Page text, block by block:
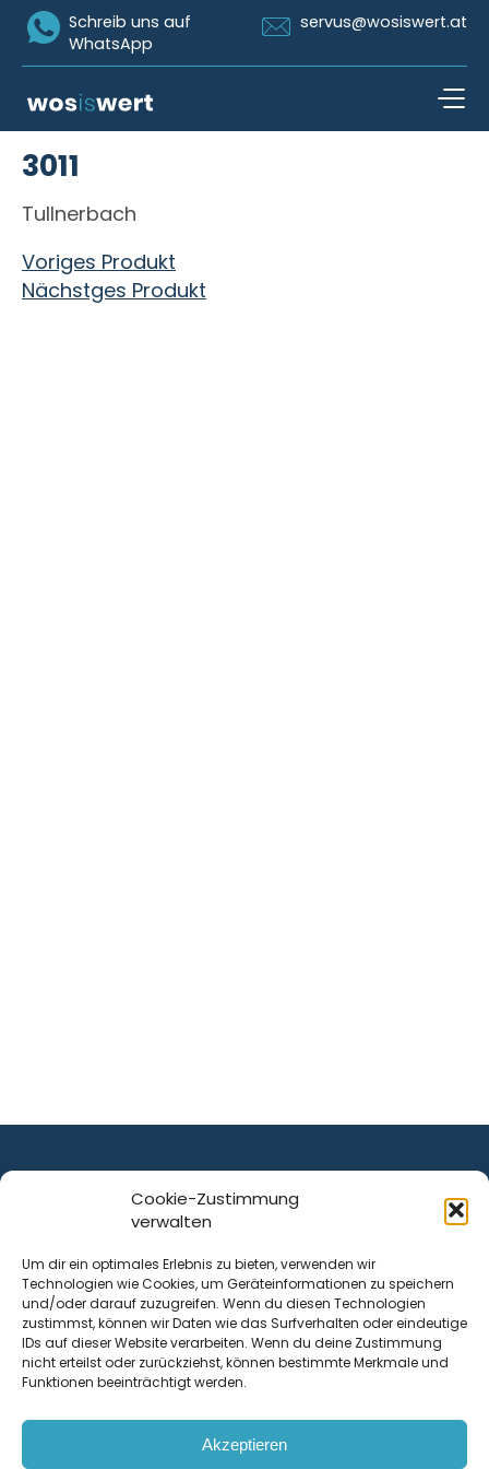
Cookie-Zustimmung
verwalten
Um dir ein optimales Erlebnis zu bieten, verwenden wir
Technologien wie Cookies, um Geräteinformationen zu speichern
und/oder darauf zuzugreifen. Wenn du diesen Technologien
zustimmst, können wir Daten wie das Surfverhalten oder eindeutige
IDs auf dieser Website verarbeiten. Wenn du deine Zustimmung
nicht erteilst oder zurückziehst, können bestimmte Merkmale und
Funktionen beeinträchtigt werden.
Akzeptieren
Icon Whatsapp
Schreib uns auf
WhatsApp
Icon Email
servus@wosiswert.at
3011
Tullnerbach
Beitragsnavigation
Voriges Produkt
Nächstges Produkt
ist ein Service von
Krenn Real GmbH
Tischlerstraße 12
4050Traun| Österreich
Kontakt